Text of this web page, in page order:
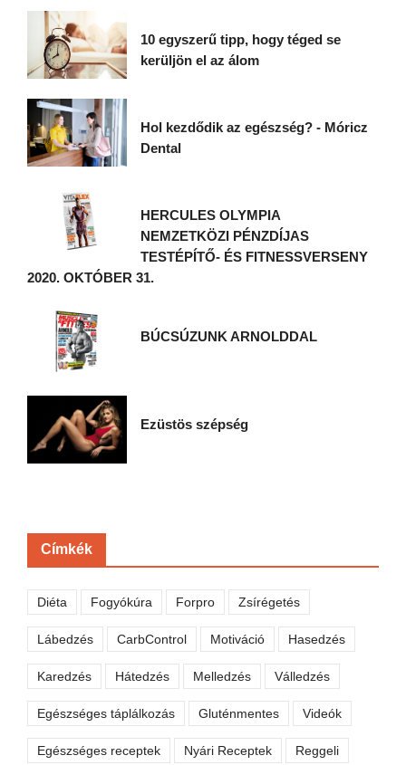
10 egyszerű tipp, hogy téged se
kerüljön el az álom
Hol kezdődik az egészség? - Móricz
Dental
HERCULES OLYMPIA
NEMZETKÖZI PÉNZDÍJAS
TESTÉPÍTŐ- ÉS FITNESSVERSENY
2020. OKTÓBER 31.
BÚCSÚZUNK ARNOLDDAL
Ezüstös szépség
Címkék
Diéta Fogyókúra Forpro Zsírégetés
Lábedzés CarbControl Motiváció Hasedzés
Karedzés Hátedzés Melledzés Válledzés
Egészséges táplálkozás Gluténmentes Videók
Egészséges receptek Nyári Receptek Reggeli